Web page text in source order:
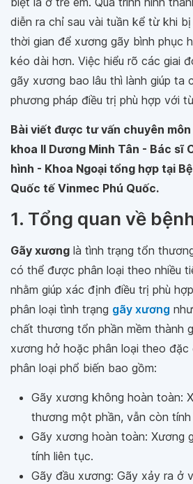
diễn ra chỉ sau vài tuần kể từ khi
thời gian để xương gãy bình phục
kéo dài hơn. Việc hiểu rõ các giai
gãy xương bao lâu thì lành giúp ta
phương pháp điều trị phù hợp với
Bài viết được tư vấn chuyên
khoa II Dương Minh Tân - Bác sĩ
hình - Khoa Ngoại tổng hợp tại
Quốc tế Vinmec Phú Quốc.
1. Tổng quan về
Gãy xương là tình trạng tổn
có thể được phân loại theo nhiều
nhằm giúp xác định điều trị phù
phân loại tình trạng gãy xương
chất thương tổn phần mềm thành
xương hở hoặc phân loại theo đặc
phân loại phổ biến bao gồm:
Gãy xương không hoàn toàn:
thương một phần, vẫn còn tính
Gãy xương hoàn toàn: Xương
tính liên tục.
Gãy đầu xương: Gãy xảy ra ở